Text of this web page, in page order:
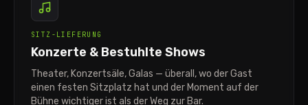
SITZ-LIEFERUNG
Konzerte & Bestuhlte Shows
Theater, Konzertsäle, Galas — überall, wo der Gast
einen festen Sitzplatz hat und der Moment auf der
Bühne wichtiger ist als der Weg zur Bar.